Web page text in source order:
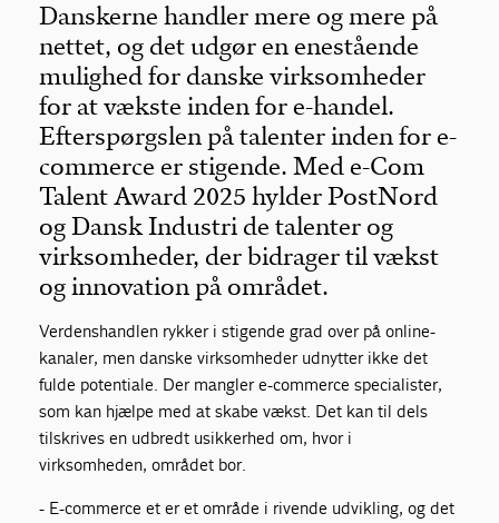
Danskerne handler mere og mere på
nettet, og det udgør en enestående
mulighed for danske virksomheder
for at vækste inden for e-handel.
Efterspørgslen på talenter inden for e-
commerce er stigende. Med e-Com
Talent Award 2025 hylder PostNord
og Dansk Industri de talenter og
virksomheder, der bidrager til vækst
og innovation på området.
Verdenshandlen rykker i stigende grad over på online-
kanaler, men danske virksomheder udnytter ikke det
fulde potentiale. Der mangler e-commerce specialister,
som kan hjælpe med at skabe vækst. Det kan til dels
tilskrives en udbredt usikkerhed om, hvor i
virksomheden, området bor.
- E-commerce et er et område i rivende udvikling, og det